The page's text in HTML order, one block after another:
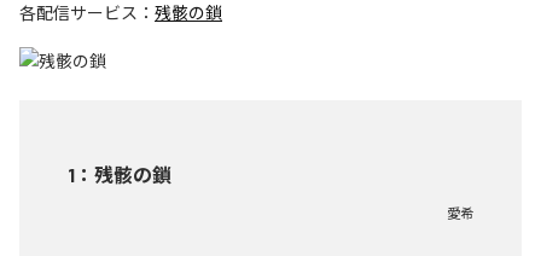
各配信サービス： 残骸の鎖
1 ： 残骸の鎖
愛希